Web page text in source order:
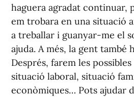
haguera agradat continuar,
em trobara en una situació
a treballar i guanyar-me el
ajuda. A més, la gent també
Després, farem les
situació laboral, situació
econòmiques… Pots ajudar